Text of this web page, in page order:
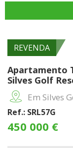
REVENDA
Apartamento
Silves Golf
Em Silves
Ref.: SRL57G
450 000 €